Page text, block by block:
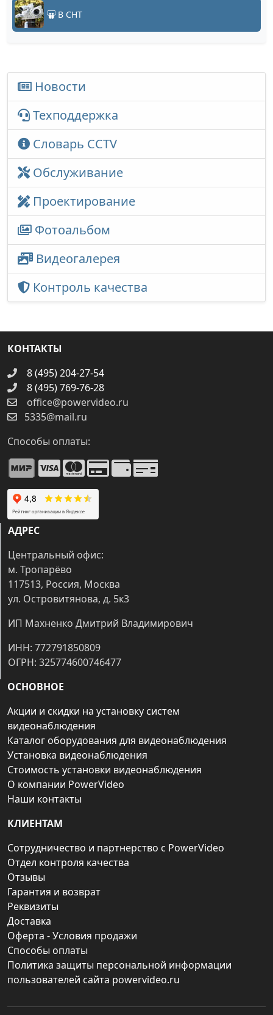
В СНТ
Новости
Техподдержка
Словарь CCTV
Обслуживание
Проектирование
Фотоальбом
Видеогалерея
Контроль качества
КОНТАКТЫ
8 (495) 204-27-54
8 (495) 769-76-28
office@powervideo.ru
5335@mail.ru
Способы оплаты:
АДРЕС
Центральный офис:
м. Тропарёво
117513, Россия, Москва
ул. Островитянова, д. 5к3
ИП Махненко Дмитрий Владимирович
ИНН: 772791850809
ОГРН: 325774600746477
ОСНОВНОЕ
Акции и скидки на установку систем
видеонаблюдения
Каталог оборудования для видеонаблюдения
Установка видеонаблюдения
Стоимость установки видеонаблюдения
О компании PowerVideo
Наши контакты
КЛИЕНТАМ
Сотрудничество и партнерство с PowerVideo
Отдел контроля качества
Отзывы
Гарантия и возврат
Реквизиты
Доставка
Оферта - Условия продажи
Способы оплаты
Политика защиты персональной информации
пользователей сайта powervideo.ru